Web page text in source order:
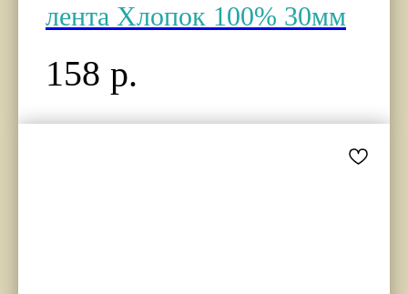
лента Хлопок 100% 30мм
158 р.